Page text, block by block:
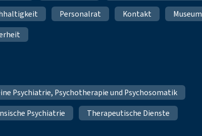
Personalrat Kontakt
Museum
Psychiatrie, Psychotherapie und Psychosomatik
Psychiatrie
Therapeutische Dienste